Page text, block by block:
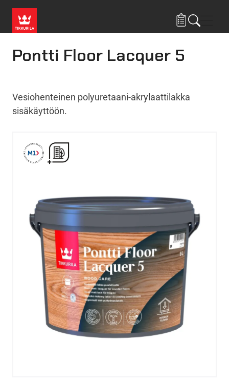
Pontti Floor Lacquer 5
Vesiohenteinen polyuretaani-akrylaattilakka
sisäkäyttöön.